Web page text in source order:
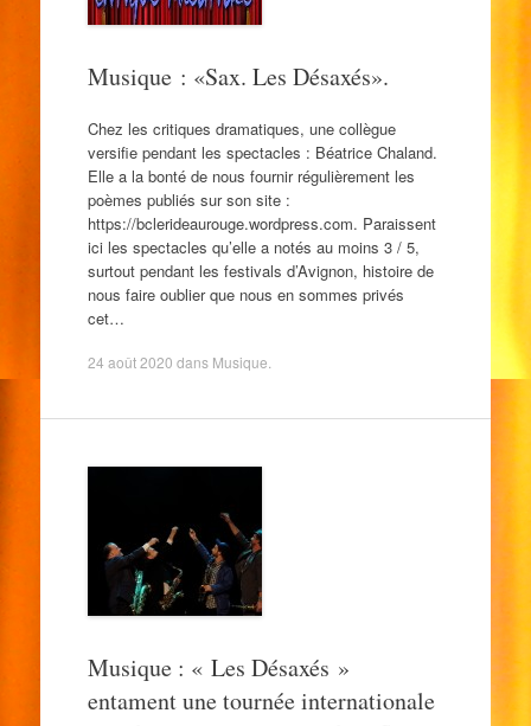
Musique : «Sax. Les Désaxés».
Chez les critiques dramatiques, une collègue
versifie pendant les spectacles : Béatrice Chaland.
Elle a la bonté de nous fournir régulièrement les
poèmes publiés sur son site :
https://bclerideaurouge.wordpress.com. Paraissent
ici les spectacles qu’elle a notés au moins 3 / 5,
surtout pendant les festivals d’Avignon, histoire de
nous faire oublier que nous en sommes privés
cet…
24 août 2020 dans Musique
Musique : « Les Désaxés »
entament une tournée internationale